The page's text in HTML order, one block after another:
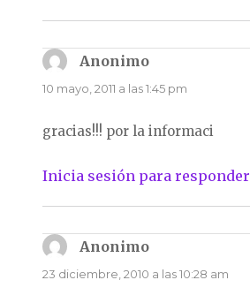
Anonimodice:
10 mayo, 2011 a las 1:45 pm
gracias!!! por la informaci
Inicia sesión para responder
Anonimodice:
23 diciembre, 2010 a las 10:28 am